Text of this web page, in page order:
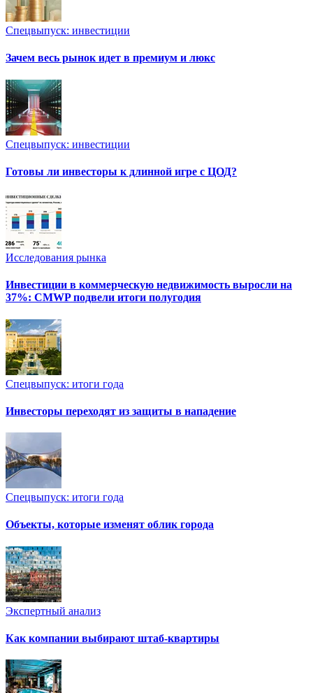
Спецвыпуск: инвестиции
Зачем весь рынок идет в премиум и люкс
Спецвыпуск: инвестиции
Готовы ли инвесторы к длинной игре с ЦОД?
Исследования рынка
Инвестиции в коммерческую недвижимость выросли на
37%: CMWP подвели итоги полугодия
Спецвыпуск: итоги года
Инвесторы переходят из защиты в нападение
Спецвыпуск: итоги года
Объекты, которые изменят облик города
Экспертный анализ
Как компании выбирают штаб-квартиры